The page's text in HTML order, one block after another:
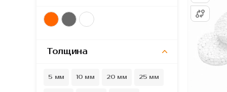
Толщина
5 мм 10 мм 20 мм 25 мм